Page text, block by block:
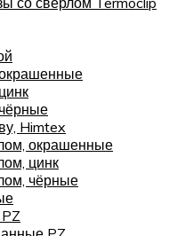
Himtex
окрашенные
цинк
чёрные